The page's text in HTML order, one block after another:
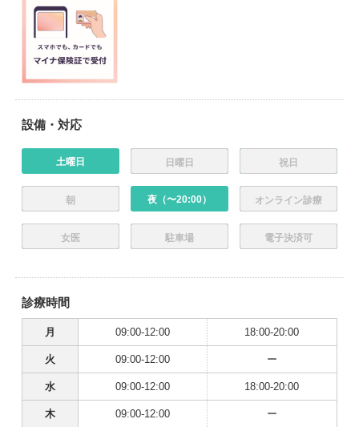
設備・対応
土曜日 日曜日 祝日
朝 夜（〜20:00） オンライン診療
女医 駐車場 電子決済可
診療時間
月 09:00-12:00 18:00-20:00
火 09:00-12:00 ー
水 09:00-12:00 18:00-20:00
木 09:00-12:00 ー